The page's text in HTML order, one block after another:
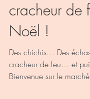
cracheur de
Noël !
Des chichis… Des
cracheur de feu… et
Bienvenue sur le